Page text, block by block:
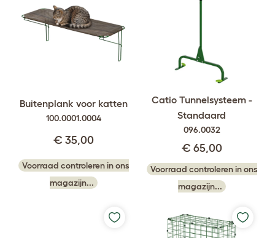
Buitenplank voor katten
100.0001.0004
€ 35,00
Voorraad controleren in ons
magazijn...
Catio Tunnelsysteem -
Standaard
096.0032
€ 65,00
Voorraad controleren in ons
magazijn...